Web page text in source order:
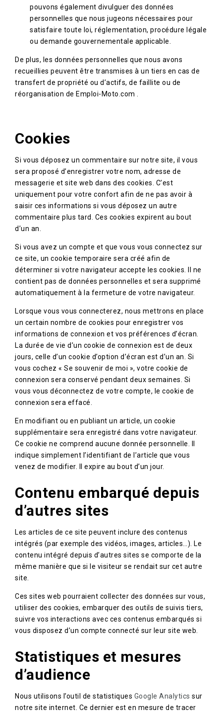
pouvons également divulguer des données
personnelles que nous jugeons nécessaires pour
satisfaire toute loi, réglementation, procédure légale
ou demande gouvernementale applicable.
De plus, les données personnelles que nous avons
recueillies peuvent être transmises à un tiers en cas de
transfert de propriété ou d’actifs, de faillite ou de
réorganisation de Emploi-Moto.com .
Cookies
Si vous déposez un commentaire sur notre site, il vous
sera proposé d’enregistrer votre nom, adresse de
messagerie et site web dans des cookies. C’est
uniquement pour votre confort afin de ne pas avoir à
saisir ces informations si vous déposez un autre
commentaire plus tard. Ces cookies expirent au bout
d’un an.
Si vous avez un compte et que vous vous connectez sur
ce site, un cookie temporaire sera créé afin de
déterminer si votre navigateur accepte les cookies. Il ne
contient pas de données personnelles et sera supprimé
automatiquement à la fermeture de votre navigateur.
Lorsque vous vous connecterez, nous mettrons en place
un certain nombre de cookies pour enregistrer vos
informations de connexion et vos préférences d’écran.
La durée de vie d’un cookie de connexion est de deux
jours, celle d’un cookie d’option d’écran est d’un an. Si
vous cochez « Se souvenir de moi », votre cookie de
connexion sera conservé pendant deux semaines. Si
vous vous déconnectez de votre compte, le cookie de
connexion sera effacé.
En modifiant ou en publiant un article, un cookie
supplémentaire sera enregistré dans votre navigateur.
Ce cookie ne comprend aucune donnée personnelle. Il
indique simplement l’identifiant de l’article que vous
venez de modifier. Il expire au bout d’un jour.
Contenu embarqué depuis
d’autres sites
Les articles de ce site peuvent inclure des contenus
intégrés (par exemple des vidéos, images, articles…). Le
contenu intégré depuis d’autres sites se comporte de la
même manière que si le visiteur se rendait sur cet autre
site.
Ces sites web pourraient collecter des données sur vous,
utiliser des cookies, embarquer des outils de suivis tiers,
suivre vos interactions avec ces contenus embarqués si
vous disposez d’un compte connecté sur leur site web.
Statistiques et mesures
d’audience
Nous utilisons l’outil de statistiques Google Analytics sur
notre site internet. Ce dernier est en mesure de tracer